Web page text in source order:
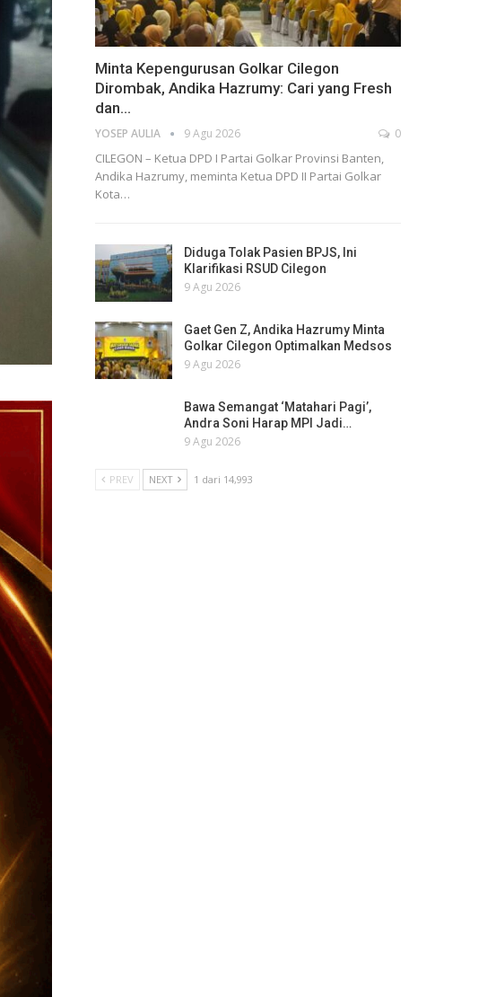
Minta Kepengurusan Golkar Cilegon
Dirombak, Andika Hazrumy: Cari yang Fresh
dan…
YOSEP AULIA 9 Agu 2026 0
CILEGON – Ketua DPD I Partai Golkar Provinsi Banten,
Andika Hazrumy, meminta Ketua DPD II Partai Golkar
Kota…
Diduga Tolak Pasien BPJS, Ini
Klarifikasi RSUD Cilegon
9 Agu 2026
Gaet Gen Z, Andika Hazrumy Minta
Golkar Cilegon Optimalkan Medsos
9 Agu 2026
Bawa Semangat ‘Matahari Pagi’,
Andra Soni Harap MPI Jadi…
9 Agu 2026
PREV NEXT 1 dari 14,993